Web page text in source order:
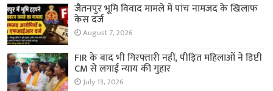
जैतनपुर भूमि विवाद मामले में पांच नामजद के खिलाफ
केस दर्ज
August 7, 2026
FIR के बाद भी गिरफ्तारी नहीं, पीड़ित महिलाओं ने डिप्टी
CM से लगाई न्याय की गुहार
July 13, 2026